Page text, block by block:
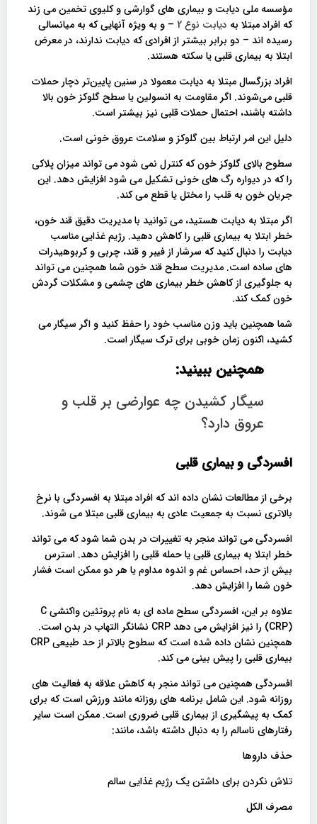
مؤسسه ملی دیابت و بیماری های گوارشی و کلیوی تخمین می زند
که افراد مبتلا به دیابت نوع 2
– و به ویژه آنهایی که به میانسالی
رسیده اند – دو برابر بیشتر از افرادی که دیابت ندارند، در معرض
ابتلا به بیماری قلبی یا سکته هستند.
افراد بزرگسال مبتلا به دیابت معمولا در سنین پایین‌تر دچار حملات
قلبی می‌شوند. اگر مقاومت به انسولین یا سطح گلوکز خون بالا
داشته باشند، احتمال حملات قلبی نیز بیشتر است.
دلیل این امر ارتباط بین گلوکز و سلامت عروق خونی است.
سطوح بالای گلوکز خون که کنترل نمی شود می تواند میزان پلاکی
را که در دیواره رگ های خونی تشکیل می شود افزایش دهد. این
جریان خون به قلب را مختل یا قطع می کند.
اگر مبتلا به دیابت هستید، می توانید با مدیریت دقیق قند خون،
خطر ابتلا به بیماری قلبی را کاهش دهید. رژیم غذایی مناسب
دیابت را دنبال کنید که سرشار از فیبر و قند، چربی و کربوهیدرات
های ساده است. مدیریت سطح قند خون شما همچنین می تواند
به جلوگیری از کاهش خطر بیماری های چشمی و مشکلات گردش
خون کمک کند.
شما همچنین باید وزن مناسب خود را حفظ کنید و اگر سیگار می
کشید، اکنون زمان خوبی برای ترک سیگار است.
همچنین ببینید:
سیگار کشیدن چه عوارضی بر قلب و
عروق دارد؟
افسردگی و بیماری قلبی
برخی از مطالعات نشان داده اند که افراد مبتلا به افسردگی با نرخ
بالاتری نسبت به جمعیت عادی به بیماری قلبی مبتلا می شوند.
افسردگی می تواند منجر به تغییرات در بدن شما شود که می تواند
خطر ابتلا به بیماری قلبی یا حمله قلبی را افزایش دهد. استرس
بیش از حد، احساس غم و اندوه مداوم یا هر دو ممکن است فشار
خون شما را افزایش دهد.
علاوه بر این، افسردگی سطح ماده ای به نام پروتئین واکنشی C
(CRP) را نیز افزایش می دهد CRP نشانگر التهاب در بدن است.
همچنین نشان داده شده است که سطوح بالاتر از حد طبیعی CRP
بیماری قلبی را پیش بینی می کند.
افسردگی همچنین می تواند منجر به کاهش علاقه به فعالیت های
روزانه شود. این شامل برنامه های روزانه مانند ورزش است که برای
کمک به پیشگیری از بیماری قلبی ضروری است. ممکن است سایر
رفتارهای ناسالم را به دنبال داشته باشد، مانند:
حذف داروها
تلاش نکردن برای داشتن یک رژیم غذایی سالم
مصرف الکل